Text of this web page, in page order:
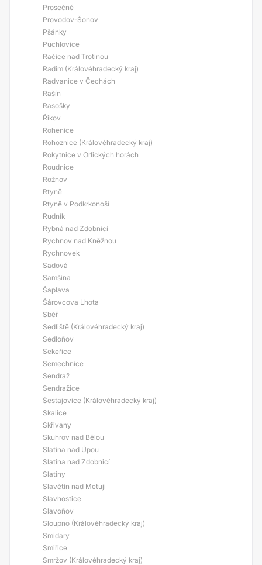
Prosečné
Provodov-Šonov
Pšánky
Puchlovice
Račice nad Trotinou
Radim (Královéhradecký kraj)
Radvanice v Čechách
Rašín
Rasošky
Řikov
Rohenice
Rohoznice (Královéhradecký kraj)
Rokytnice v Orlických horách
Roudnice
Rožnov
Rtyně
Rtyně v Podkrkonoší
Rudník
Rybná nad Zdobnicí
Rychnov nad Kněžnou
Rychnovek
Sadová
Samšina
Šaplava
Šárovcova Lhota
Sběř
Sedliště (Královéhradecký kraj)
Sedloňov
Sekeřice
Semechnice
Sendraž
Sendražice
Šestajovice (Královéhradecký kraj)
Skalice
Skřivany
Skuhrov nad Bělou
Slatina nad Úpou
Slatina nad Zdobnicí
Slatiny
Slavětín nad Metuji
Slavhostice
Slavoňov
Sloupno (Královéhradecký kraj)
Smidary
Smiřice
Smržov (Královéhradecký kraj)